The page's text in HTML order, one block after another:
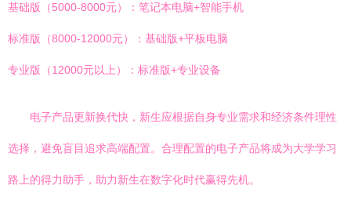
基础版（5000-8000元）：笔记本电脑+智能手机
标准版（8000-12000元）：基础版+平板电脑
专业版（12000元以上）：标准版+专业设备
电子产品更新换代快，新生应根据自身专业需求和经济条件理性
选择，避免盲目追求高端配置。合理配置的电子产品将成为大学学习
路上的得力助手，助力新生在数字化时代赢得先机。